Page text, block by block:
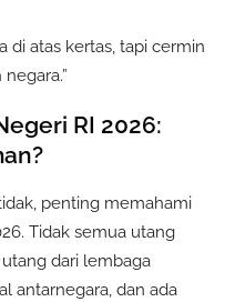
di atas kertas, tapi cermin
RI 2026:
penting memahami
Tidak semua utang
dari lembaga
antarnegara, dan ada